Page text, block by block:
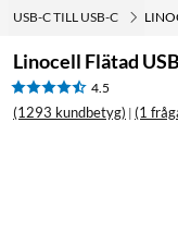
USB-C TILL USB-C
Linocell Flätad
4.5
(1293 kundbetyg) | (1